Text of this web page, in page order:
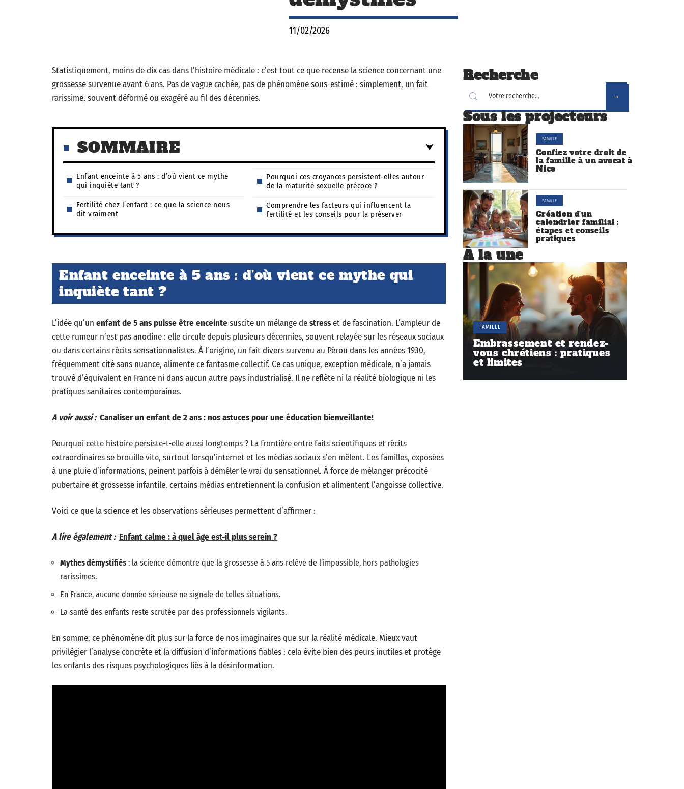
11/02/2026
Statistiquement, moins de dix cas dans l’histoire médicale : c’est tout ce que recense la science concernant une
grossesse survenue avant 6 ans. Pas de vague cachée, pas de phénomène sous-estimé : simplement, un fait
rarissime, souvent déformé ou exagéré au fil des décennies.
SOMMAIRE
Enfant enceinte à 5 ans : d’où vient ce mythe
qui inquiète tant ?
Fertilité chez l’enfant : ce que la science nous
dit vraiment
Pourquoi ces croyances persistent-elles autour
de la maturité sexuelle précoce ?
Comprendre les facteurs qui influencent la
fertilité et les conseils pour la préserver
Enfant enceinte à 5 ans : d’où vient ce mythe qui
inquiète tant ?
L’idée qu’un enfant de 5 ans puisse être enceintesuscite un mélange destresset de fascination. L’ampleur de
cette rumeur n’est pas anodine : elle circule depuis plusieurs décennies, souvent relayée sur les réseaux sociaux
ou dans certains récits sensationnalistes. À l’origine, un fait divers survenu au Pérou dans les années 1930,
fréquemment cité sans nuance, alimente ce fantasme collectif. Ce cas unique, exception médicale, n’a jamais
trouvé d’équivalent en France ni dans aucun autre pays industrialisé. Il ne reflète ni la réalité biologique ni les
pratiques sanitaires contemporaines.
A voir aussi : Canaliser un enfant de 2 ans : nos astuces pour une éducation bienveillante!
Pourquoi cette histoire persiste-t-elle aussi longtemps ? La frontière entre faits scientifiques et récits
extraordinaires se brouille vite, surtout lorsqu’internet et les médias sociaux s’en mêlent. Les familles, exposées
à une pluie d’informations, peinent parfois à démêler le vrai du sensationnel. À force de mélanger précocité
pubertaire et grossesse infantile, certains médias entretiennent la confusion et alimentent l’angoisse collective.
Voici ce que la science et les observations sérieuses permettent d’affirmer :
A lire également : Enfant calme : à quel âge est-il plus serein ?
Mythes démystifiés : la science démontre que la grossesse à 5 ans relève de l’impossible, hors pathologies
rarissimes.
En France, aucune donnée sérieuse ne signale de telles situations.
La santé des enfants reste scrutée par des professionnels vigilants.
En somme, ce phénomène dit plus sur la force de nos imaginaires que sur la réalité médicale. Mieux vaut
privilégier l’analyse concrète et la diffusion d’informations fiables : cela évite bien des peurs inutiles et protège
les enfants des risques psychologiques liés à la désinformation.
Recherche
Sous les projecteurs
FAMILLE
Confiez votre droit de
la famille à un avocat à
Nice
FAMILLE
Création d’un
calendrier familial :
étapes et conseils
pratiques
À la une
FAMILLE
Embrassement et rendez-
vous chrétiens : pratiques
et limites